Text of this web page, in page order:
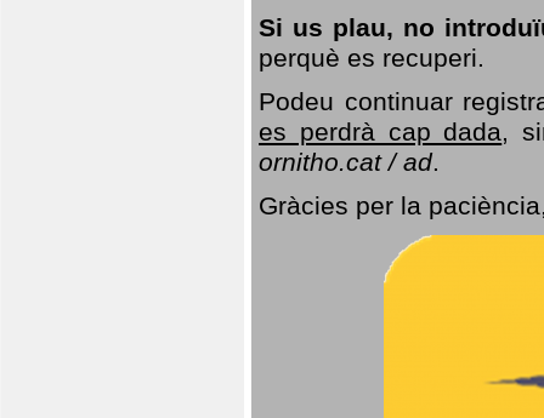
Si us plau, no
perquè es recuperi.
Podeu continuar
es perdrà cap dada,
ornitho.cat / ad.
Gràcies per la